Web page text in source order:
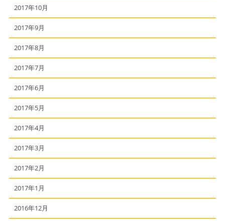
2017年10月
2017年9月
2017年8月
2017年7月
2017年6月
2017年5月
2017年4月
2017年3月
2017年2月
2017年1月
2016年12月